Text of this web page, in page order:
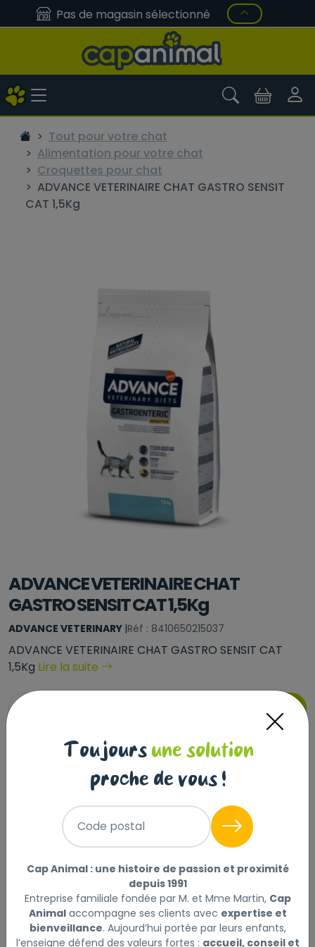
Pas de magasin sélectionné
Tout pour votre chat
Alimentation pour votre chat
Croquettes pour chat
ADVANCE VETERINAIRE CHAT GASTRO SENSIT
CAT 1,5Kg
ADVANCE VETERINAIRE CHAT
GASTRO SENSIT CAT 1,5Kg
ADVANCE VETERINARY |Réf : 8410650215037
ADVANCE VETERINAIRE CHAT GASTRO SENSIT CAT
1,5Kg Lire la suite
Livraison à domicile (offerte dès
17
Prix au kg : 11.67 €
-
Ajouter au panier
Toujours une solution
proche de vous !
Code postal
Cap Animal : une histoire de passion et proximité
depuis 1991
Entreprise familiale fondée par M. et Mme Martin, Cap
Animalaccompagne ses clients avec expertise et
bienveillance. Aujourd’hui portée par leurs enfants,
l’enseigne défend des valeurs fortes : accueil, conseil et